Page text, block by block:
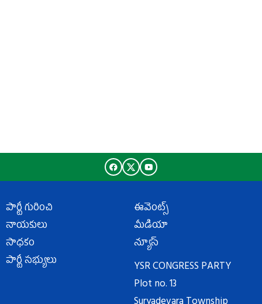
పార్టీ గురించి
నాయకులు
సాధకం
పార్టీ సభ్యులు
ఈవెంట్స్
మీడియా
న్యూస్
YSR CONGRESS PARTY
Plot no. 13